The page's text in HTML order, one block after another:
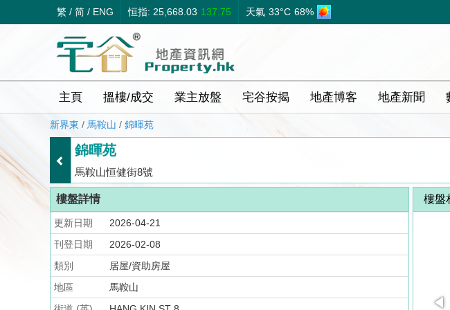
繁 / 简 / ENG 恒指: 25,668.03 137.75 天氣 33°C 68%
主頁 搵樓/成交 業主放盤 宅谷按揭 地產博客 地產新聞
新界東 / 馬鞍山 / 錦暉苑
錦暉苑
馬鞍山恒健街8號
樓盤詳情
更新日期
2026-04-21
刊登日期
2026-02-08
類別
居屋/資助房屋
地區
馬鞍山
樓盤